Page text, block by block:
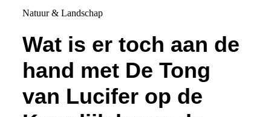
Natuur & Landschap
Wat is er toch aan de
hand met De Tong
van Lucifer op de